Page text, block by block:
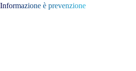
Informazione è prevenzione